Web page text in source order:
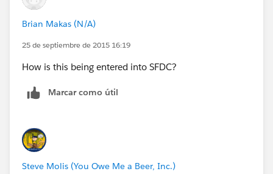
Brian Makas (N/A)
25 de septiembre de 2015 16:19
How is this being entered into SFDC?
Marcar como útil
Steve Molis (You Owe Me a Beer, Inc.)